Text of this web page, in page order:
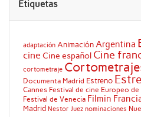
Etiquetas
adaptación AnimaciónArgentina
cine Cine español Cine
cortometraje
Documenta Madrid Estreno
Cannes Festival de cine Europeo de
Festival de Venecia Filmin
Madrid Nestor Juez nominaciones